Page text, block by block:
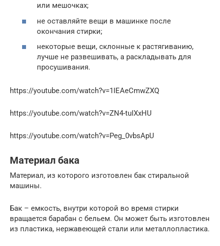
или мешочках;
не оставляйте вещи в машинке после
окончания стирки;
некоторые вещи, склонные к растягиванию,
лучше не развешивать, а раскладывать для
просушивания.
https://youtube.com/watch?v=1IEAeCmwZXQ
https://youtube.com/watch?v=ZN4-tuIXxHU
https://youtube.com/watch?v=Peg_0vbsApU
Материал бака
Материал, из которого изготовлен бак стиральной
машины.
Бак – емкость, внутри которой во время стирки
вращается барабан с бельем. Он может быть изготовлен
из пластика, нержавеющей стали или металлопластика.